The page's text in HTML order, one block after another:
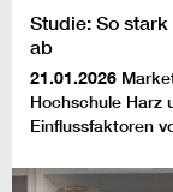
Studie: So
ab
21.01.2026
Hochschule Harz
Einflussfaktoren